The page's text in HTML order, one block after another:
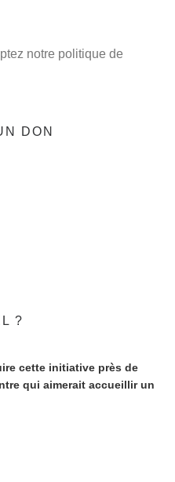
notre politique de
DON
?
cette initiative près de
qui aimerait accueillir un